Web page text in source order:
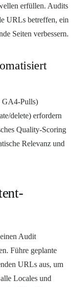
erfüllen. Audits
URLs betreffen, ein
Seiten verbessern.
GA4-Pulls)
delete) erfordern
Quality-Scoring
Relevanz und
Audit
Führe geplante
URLs aus, um
Locales und